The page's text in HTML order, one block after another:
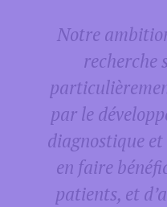
Notre
recherche
par le
diagnostique
en faire
patients, et